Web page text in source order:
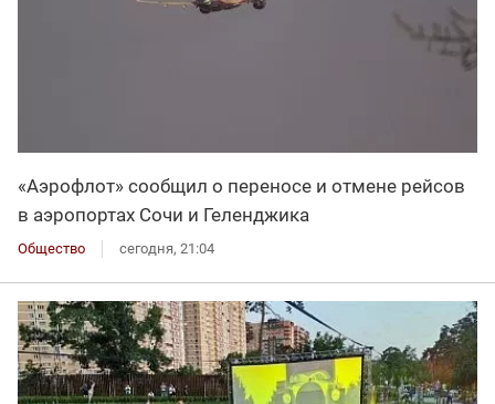
«Аэрофлот» сообщил о переносе и отмене рейсов
в аэропортах Сочи и Геленджика
Общество сегодня, 21:04